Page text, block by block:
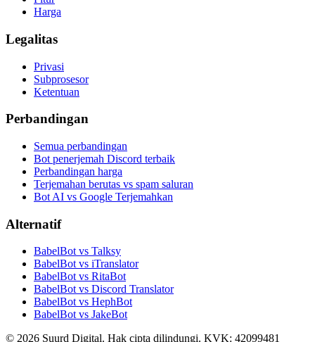
Harga
Legalitas
Privasi
Subprosesor
Ketentuan
Perbandingan
Semua perbandingan
Bot penerjemah Discord terbaik
Perbandingan harga
Terjemahan berutas vs spam saluran
Bot AI vs Google Terjemahkan
Alternatif
BabelBot vs Talksy
BabelBot vs iTranslator
BabelBot vs RitaBot
BabelBot vs Discord Translator
BabelBot vs HephBot
BabelBot vs JakeBot
© 2026 Suurd Digital. Hak cipta dilindungi. KVK: 42099481